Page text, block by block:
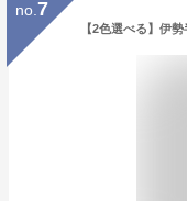
no. 7